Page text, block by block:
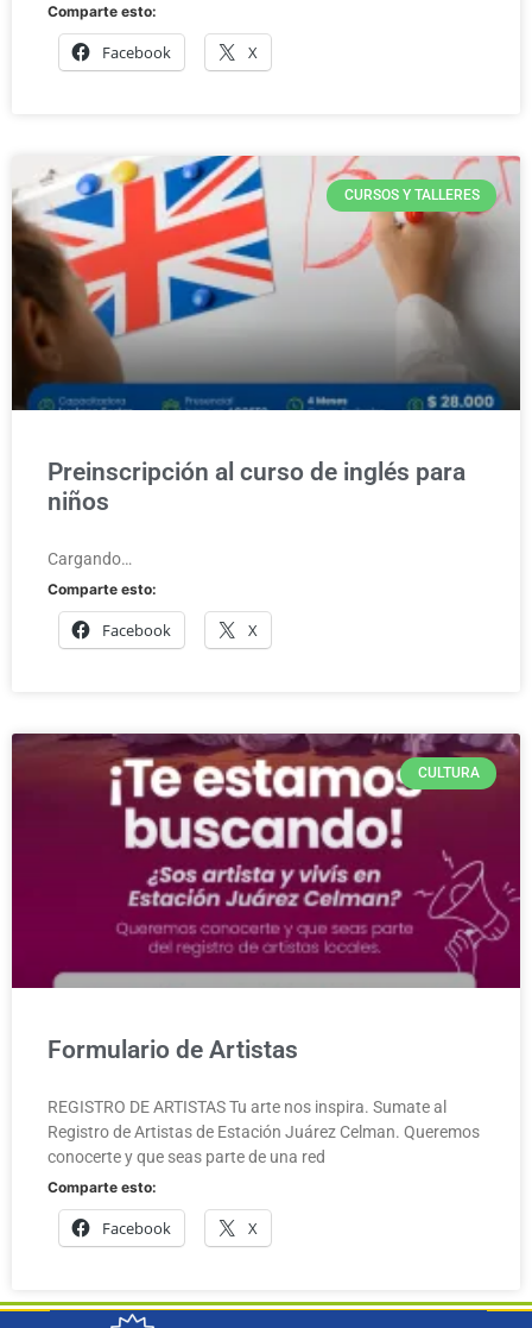
Comparte esto:
Facebook X
CURSOS Y TALLERES
Preinscripción al curso de inglés para
niños
Cargando…
Comparte esto:
Facebook X
CULTURA
Formulario de Artistas
REGISTRO DE ARTISTAS Tu arte nos inspira. Sumate al
Registro de Artistas de Estación Juárez Celman. Queremos
conocerte y que seas parte de una red
Comparte esto:
Facebook X